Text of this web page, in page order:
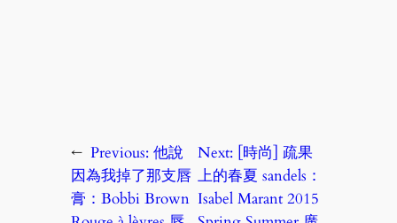
← Previous: 他說
因為我掉了那支唇
膏：Bobbi Brown
Next: [時尚] 疏果
上的春夏 sandels：
Isabel Marant 2015